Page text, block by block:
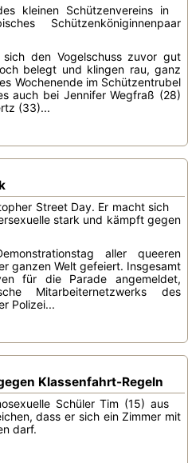
kleinen Schützenvereins in
Schützenköniginnenpaar
den Vogelschuss zuvor gut
belegt und klingen rau, ganz
Wochenende im Schützentrubel
auch bei Jennifer Wegfraß (28)
(33)...
Street Day. Er macht sich
stark und kämpft gegen
aller queeren
ganzen Welt gefeiert. Insgesamt
für die Parade angemeldet,
Mitarbeiternetzwerks des
Polizei...
Klassenfahrt-Regeln
Schüler Tim (15) aus
dass er sich ein Zimmer mit
darf.